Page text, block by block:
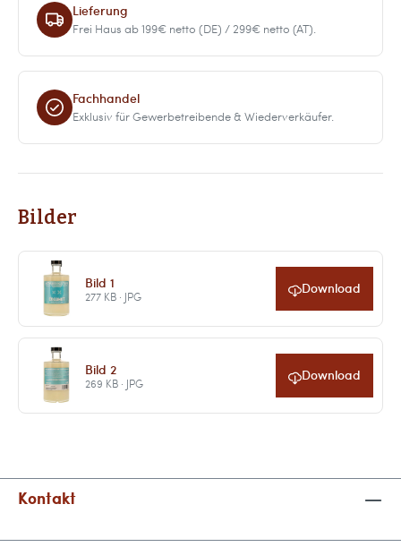
Lieferung
Frei Haus ab 199€ netto (DE) / 299€ netto (AT).
Fachhandel
Exklusiv für Gewerbetreibende & Wiederverkäufer.
Bilder
Bild 1
277 KB · JPG Download
Bild 2
269 KB · JPG Download
Kontakt